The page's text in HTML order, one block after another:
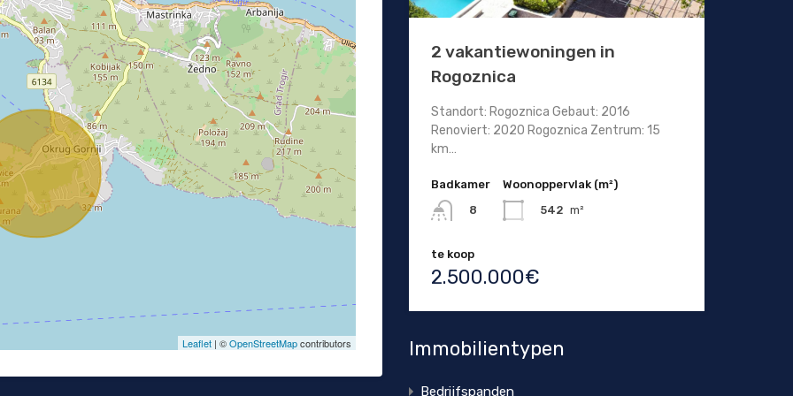
Leaflet| ©OpenStreetMapcontributors
2 vakantiewoningen in
Rogoznica
Standort: Rogoznica Gebaut: 2016
Renoviert: 2020 Rogoznica Zentrum: 15
km…
Badkamer
8
Woonoppervlak (m²)
542 m²
te koop
2.500.000€
Immobilientypen
Bedrijfspanden